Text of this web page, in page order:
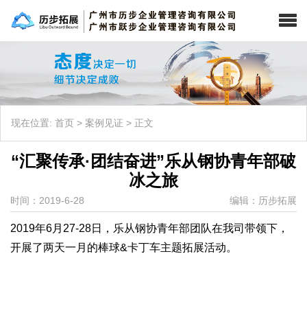
现在位置: 首页 > 案例见证 > 正文
“汇聚传承·团结奋进”乐从钢协青年部破
冰之旅
时间：2019-6-28 编辑：历步拓展
2019年6月27-28日，乐从钢协青年部团队在我司带领下，
开展了两天一月的棒球&卡丁车主题拓展活动。